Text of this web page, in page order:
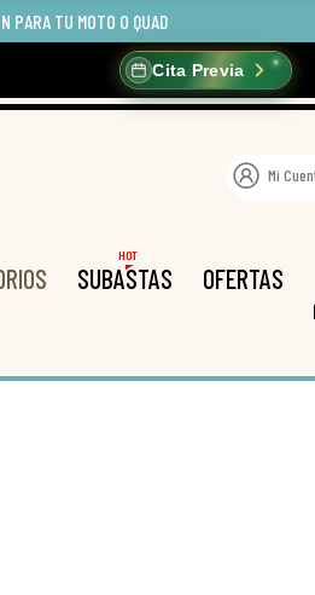
PARA TU MOTO O QUAD
Cita Previa
Mi
SUBASTAS
HOT
OFERTAS